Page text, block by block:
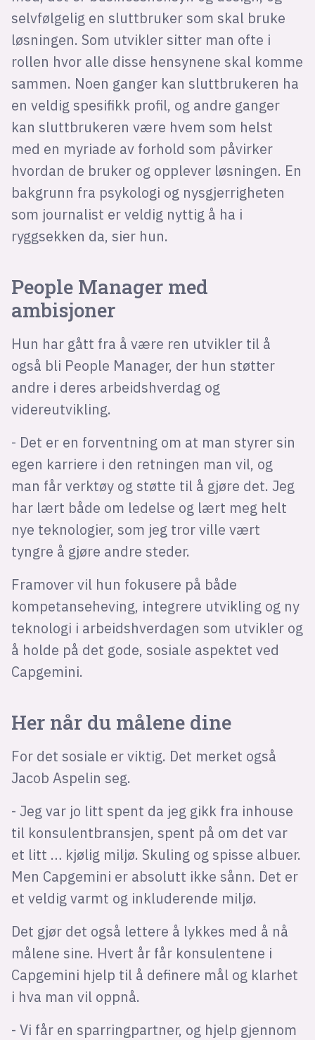
selvfølgelig en sluttbruker som skal bruke
løsningen. Som utvikler sitter man ofte i
rollen hvor alle disse hensynene skal komme
sammen. Noen ganger kan sluttbrukeren ha
en veldig spesifikk profil, og andre ganger
kan sluttbrukeren være hvem som helst
med en myriade av forhold som påvirker
hvordan de bruker og opplever løsningen. En
bakgrunn fra psykologi og nysgjerrigheten
som journalist er veldig nyttig å ha i
ryggsekken da, sier hun.
People Manager med
ambisjoner
Hun har gått fra å være ren utvikler til å
også bli People Manager, der hun støtter
andre i deres arbeidshverdag og
videreutvikling.
- Det er en forventning om at man styrer sin
egen karriere i den retningen man vil, og
man får verktøy og støtte til å gjøre det. Jeg
har lært både om ledelse og lært meg helt
nye teknologier, som jeg tror ville vært
tyngre å gjøre andre steder.
Framover vil hun fokusere på både
kompetanseheving, integrere utvikling og ny
teknologi i arbeidshverdagen som utvikler og
å holde på det gode, sosiale aspektet ved
Capgemini.
Her når du målene dine
For det sosiale er viktig. Det merket også
Jacob Aspelin seg.
- Jeg var jo litt spent da jeg gikk fra inhouse
til konsulentbransjen, spent på om det var
et litt … kjølig miljø. Skuling og spisse albuer.
Men Capgemini er absolutt ikke sånn. Det er
et veldig varmt og inkluderende miljø.
Det gjør det også lettere å lykkes med å nå
målene sine. Hvert år får konsulentene i
Capgemini hjelp til å definere mål og klarhet
i hva man vil oppnå.
- Vi får en sparringpartner, og hjelp gjennom